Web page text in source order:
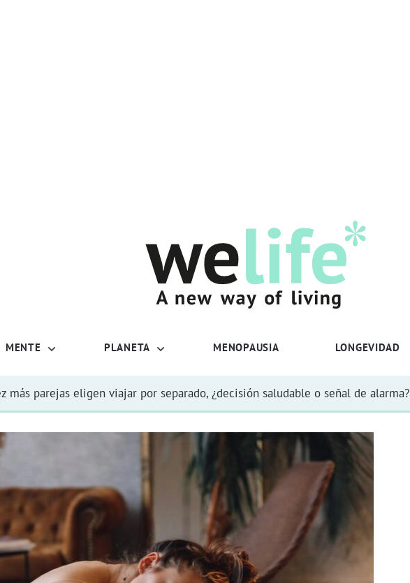
MENTE PLANETA MENOPAUSIA LONGEVIDAD
más parejas eligen viajar por separado, ¿decisión saludable o señal de alarma?